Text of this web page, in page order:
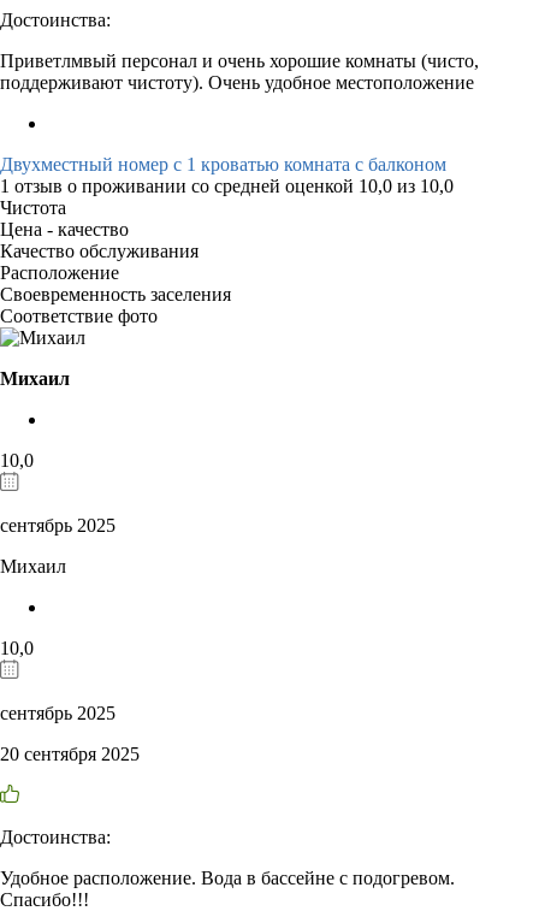
Достоинства:
Приветлмвый персонал и очень хорошие комнаты (чисто,
поддерживают чистоту). Очень удобное местоположение
Двухместный номер с 1 кроватью комната с балконом
1 отзыв о проживании со средней оценкой 10,0 из 10,0
Чистота
Цена - качество
Качество обслуживания
Расположение
Своевременность заселения
Соответствие фото
Михаил
10,0
сентябрь 2025
Михаил
10,0
сентябрь 2025
20 сентября 2025
Достоинства:
Удобное расположение. Вода в бассейне с подогревом.
Спасибо!!!